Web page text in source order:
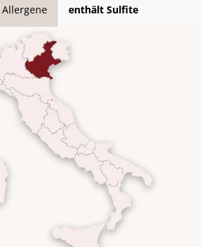
Allergene enthält Sulfite